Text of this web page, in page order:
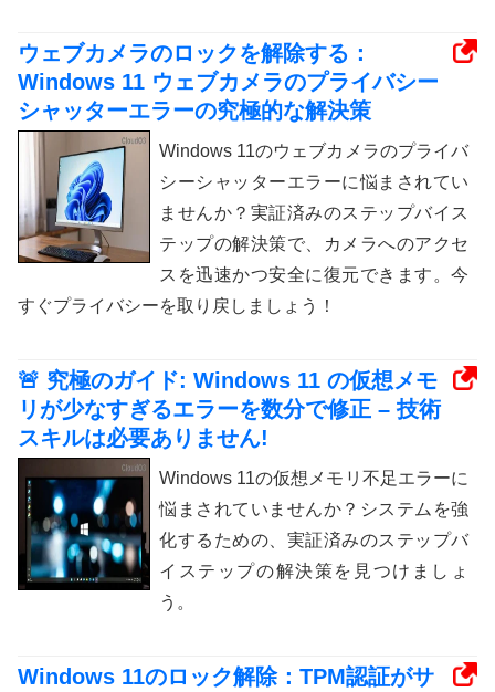
ウェブカメラのロックを解除する：
Windows 11 ウェブカメラのプライバシー
シャッターエラーの究極的な解決策
Windows 11のウェブカメラのプライバ
シーシャッターエラーに悩まされてい
ませんか？実証済みのステップバイス
テップの解決策で、カメラへのアクセ
スを迅速かつ安全に復元できます。今
すぐプライバシーを取り戻しましょう！
🚨 究極のガイド: Windows 11 の仮想メモ
リが少なすぎるエラーを数分で修正 – 技術
スキルは必要ありません!
Windows 11の仮想メモリ不足エラーに
悩まされていませんか？システムを強
化するための、実証済みのステップバ
イステップの解決策を見つけましょ
う。
Windows 11のロック解除：TPM認証がサ